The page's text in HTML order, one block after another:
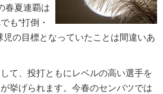
春夏連覇は
も“打倒・
児の目標となっていたことは間違いあ
て、投打ともにレベルの高い選手を
挙げられます。今春のセンバツでは